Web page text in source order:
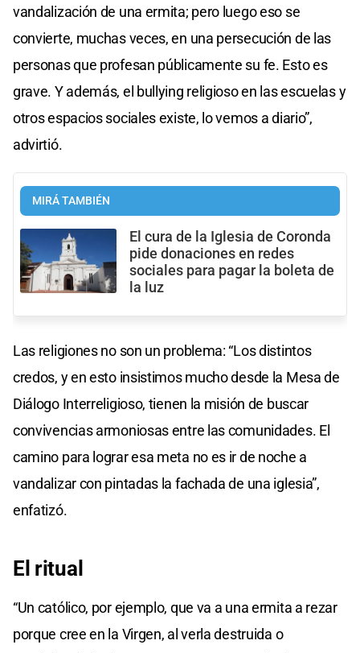
vandalización de una ermita; pero luego eso se
convierte, muchas veces, en una persecución de las
personas que profesan públicamente su fe. Esto es
grave. Y además, el bullying religioso en las escuelas y
otros espacios sociales existe, lo vemos a diario”,
advirtió.
MIRÁ TAMBIÉN
El cura de la Iglesia de Coronda
pide donaciones en redes
sociales para pagar la boleta de
la luz
Las religiones no son un problema: “Los distintos
credos, y en esto insistimos mucho desde la Mesa de
Diálogo Interreligioso, tienen la misión de buscar
convivencias armoniosas entre las comunidades. El
camino para lograr esa meta no es ir de noche a
vandalizar con pintadas la fachada de una iglesia”,
enfatizó.
El ritual
“Un católico, por ejemplo, que va a una ermita a rezar
porque cree en la Virgen, al verla destruida o